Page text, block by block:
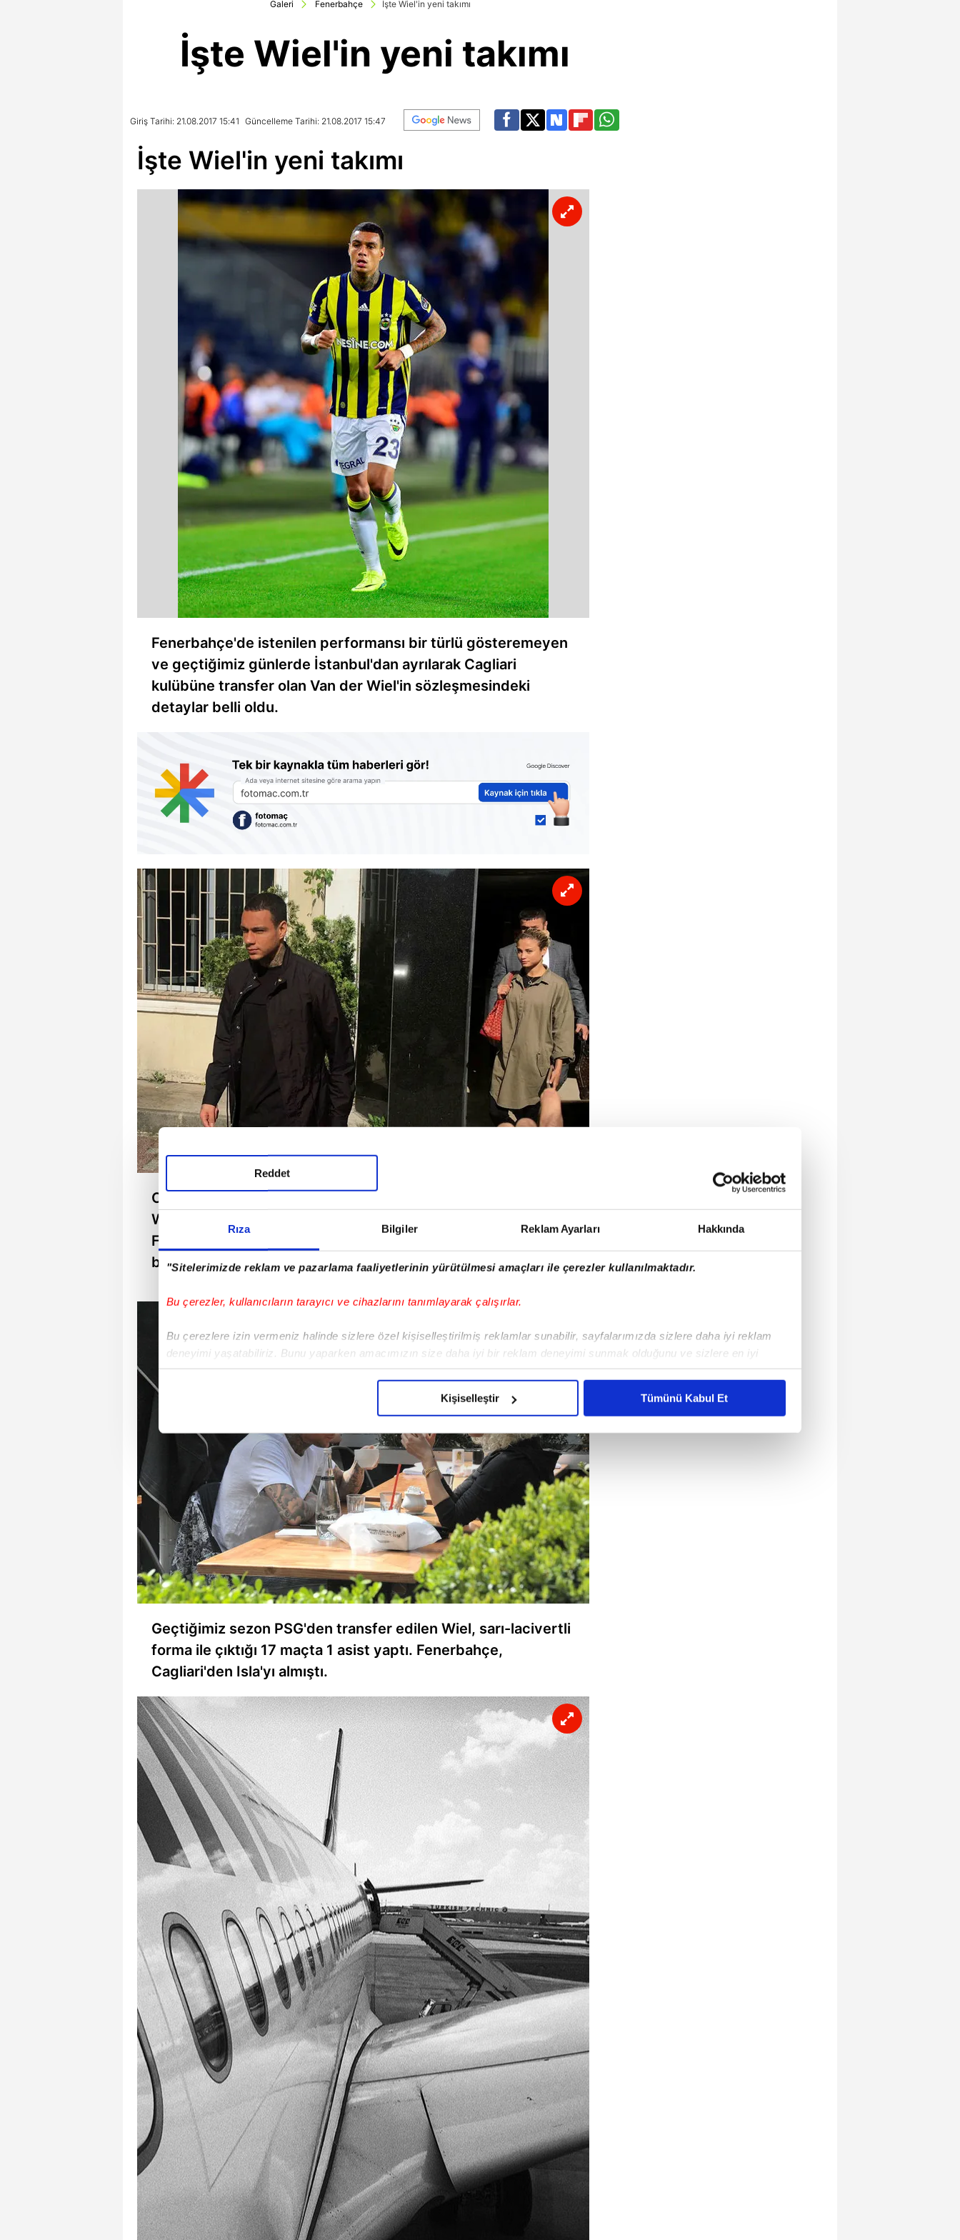
Rıza Bilgiler Reklam Ayarları Hakkında
"Sitelerimizde reklam ve pazarlama faaliyetlerinin yürütülmesi amaçları ile çerezler kullanılmaktadır.
Bu çerezler, kullanıcıların tarayıcı ve cihazlarını tanımlayarak çalışırlar.
Bu çerezlere izin vermeniz halinde sizlere özel kişiselleştirilmiş reklamlar sunabilir, sayfalarımızda sizlere daha iyi reklam
deneyimi yaşatabiliriz. Bunu yaparken amacımızın size daha iyi bir reklam deneyimi sunmak olduğunu ve sizlere en iyi
içerikleri sunabilmek adına elimizden gelen çabayı gösterdiğimizi ve bu noktada, reklamların maliyetlerimizi karşılamak
Sizlere daha iyi bir hizmet sunabilmek için İnternet Sitemizde kendimize ve üçüncü kişilere ait çerezler kullanılmaktadır. Bu
çerezler vasıtasıyla çeşitli kişisel verileriniz işlenmekte olup gerekli olan çerezler bilgi toplumu hizmetlerinin sunulması
amacıyla kullanılmaktadır. Diğer çerezler, sitemizin daha işlevsel kılınması ve kişiselleştirilmesi ve sizlere yönelik
reklam/pazarlama faaliyetlerinin yapılması, amaçlarıyla sınırlı olarak açık rızanız dahilinde kullanılacaktır.
Çerezlere ilişkin tercihlerinizi aşağıda yer alan panel vasıtasıyla belirleyebilirsiniz. Çerezlere ilişkin detaylı bilgi için Ayarlar
butonuna tıklayabilir,
Çerez Bilgilendirme Metnimiziziyaret edebilirsiniz.
6698 sayılı Kişisel Verilerin Korunması Kanunu uyarınca hazırlanmış Aydınlatma Metnimizi okumak ve sitemizde ilgili
Reddet
Kişiselleştir Tümünü Kabul Et
Galeri Fenerbahçe İşte Wiel'in yeni takımı
İşte Wiel'in yeni takımı
Giriş Tarihi: 21.08.2017 15:41 Güncelleme Tarihi: 21.08.2017 15:47
İşte Wiel'in yeni takımı
Fenerbahçe'de istenilen performansı bir türlü gösteremeyen
ve geçtiğimiz günlerde İstanbul'dan ayrılarak Cagliari
kulübüne transfer olan Van der Wiel'in sözleşmesindeki
detaylar belli oldu.
Cagliari ile görüşmek üzere İtalya'ya giden Gregory van der
Wiel'in, tüm kontrat şartlarında anlaşma sağladığı belirtildi.
Fenerbahçe'nin Van der Wiel'i bir yıllığına 1 milyon euro
bedelle Cagliari'ye kiralayacağı öğrenildi.
Geçtiğimiz sezon PSG'den transfer edilen Wiel, sarı-lacivertli
forma ile çıktığı 17 maçta 1 asist yaptı. Fenerbahçe,
Cagliari'den Isla'yı almıştı.